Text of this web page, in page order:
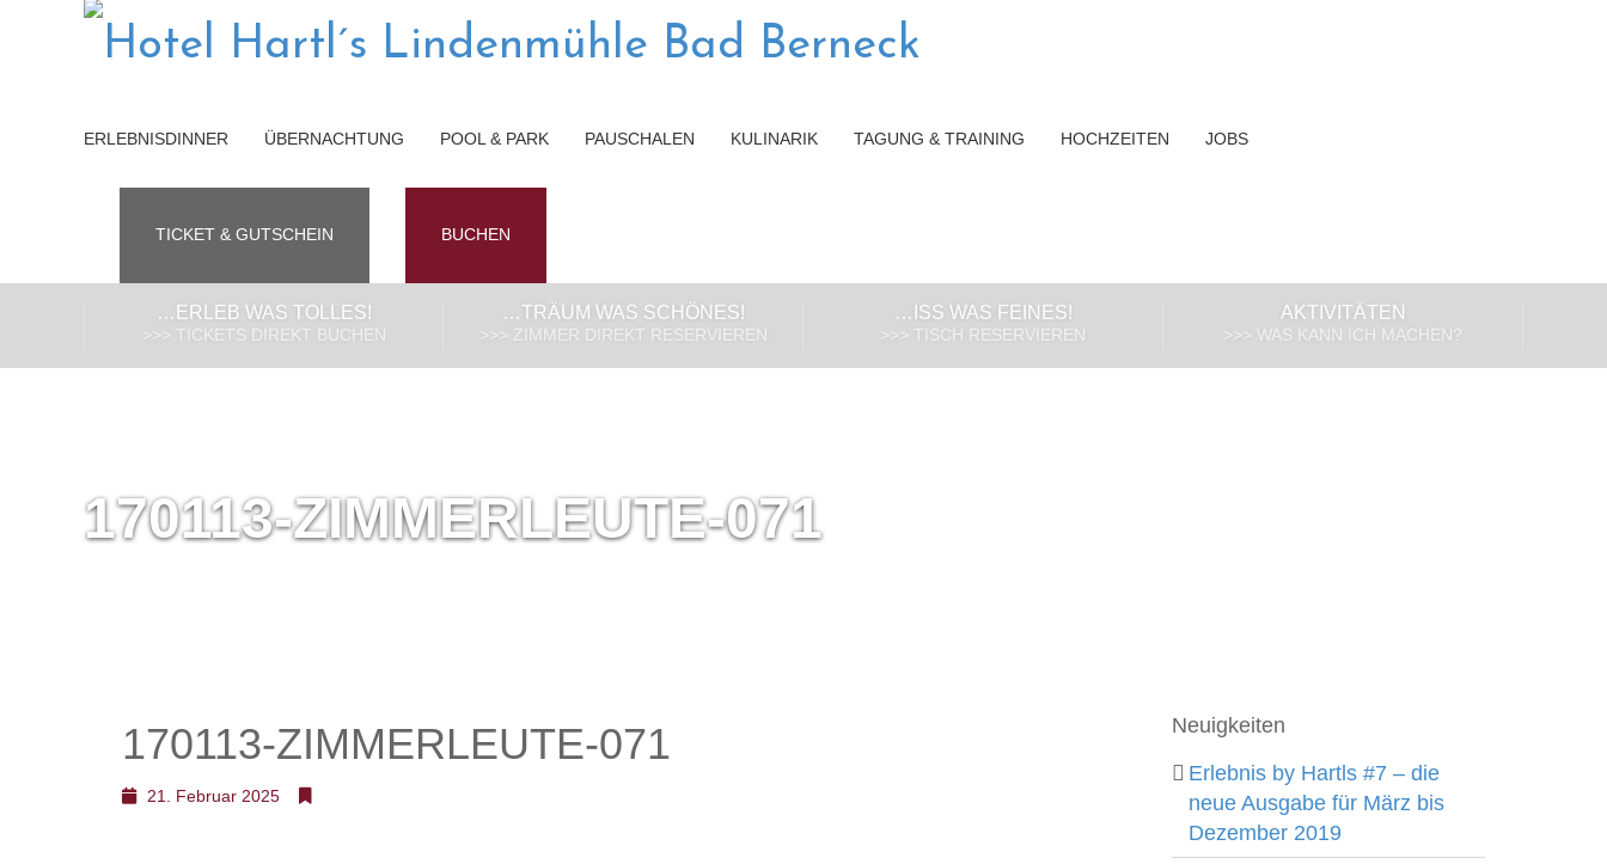
ERLEBNISDINNER ÜBERNACHTUNG POOL & PARK PAUSCHALEN KULINARIK TAGUNG & TRAINING HOCHZEITEN JOBS
TICKET & GUTSCHEIN BUCHEN
…ERLEB WAS TOLLES!
>>> TICKETS DIREKT BUCHEN
…TRÄUM WAS SCHÖNES!
>>> ZIMMER DIREKT RESERVIEREN
…ISS WAS FEINES!
>>> TISCH RESERVIEREN
AKTIVITÄTEN
>>> WAS KANN ICH MACHEN?
170113-ZIMMERLEUTE-071
170113-ZIMMERLEUTE-071
21. Februar 2025
Neuigkeiten
Erlebnis by Hartls #7 – die
neue Ausgabe für März bis
Dezember 2019